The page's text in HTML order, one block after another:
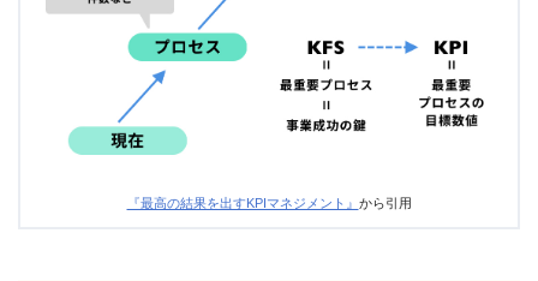
『最高の結果を出すKPIマネジメント』 から引用